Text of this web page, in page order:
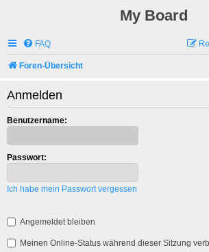
My Board
FAQ
Foren-Übersicht
Anmelden
Benutzername:
Passwort:
Ich habe mein Passwort vergessen
Angemeldet bleiben
Meinen Online-Status während dieser Sitzung